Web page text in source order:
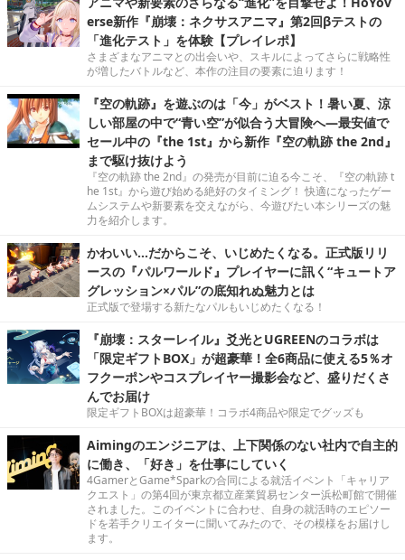
erse新作『崩壊：ネクサスアニマ』第2回βテストの
「進化テスト」を体験【プレイレポ】
さまざまなアニマとの出会いや、スキルによってさらに戦略性
が増したバトルなど、本作の注目の要素に迫ります！
『空の軌跡』を遊ぶのは「今」がベスト！暑い夏、涼
しい部屋の中で“青い空”が似合う大冒険へ―最安値で
セール中の『the 1st』から新作『空の軌跡 the 2nd』
まで駆け抜けよう
『空の軌跡 the 2nd』の発売が目前に迫る今こそ、『空の軌跡 t
he 1st』から遊び始める絶好のタイミング！ 快適になったゲー
ムシステムや新要素を交えながら、今遊びたい本シリーズの魅
力を紹介します。
かわいい…だからこそ、いじめたくなる。正式版リリ
ースの『パルワールド』プレイヤーに訊く“キュートア
グレッション×パル”の底知れぬ魅力とは
正式版で登場する新たなパルもいじめたくなる！
『崩壊：スターレイル』爻光とUGREENのコラボは
「限定ギフトBOX」が超豪華！全6商品に使える5％オ
フクーポンやコスプレイヤー撮影会など、盛りだくさ
んでお届け
限定ギフトBOXは超豪華！コラボ4商品や限定でグッズも
Aimingのエンジニアは、上下関係のない社内で自主的
に働き、「好き」を仕事にしていく
4GamerとGame*Sparkの合同による就活イベント「キャリア
クエスト」の第4回が東京都立産業貿易センター浜松町館で開催
されました。このイベントに合わせ、自身の就活時のエピソー
ドを若手クリエイターに聞いてみたので、その模様をお届けし
ます。